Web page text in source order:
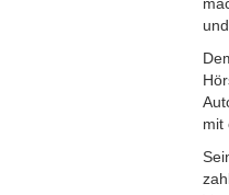
mit